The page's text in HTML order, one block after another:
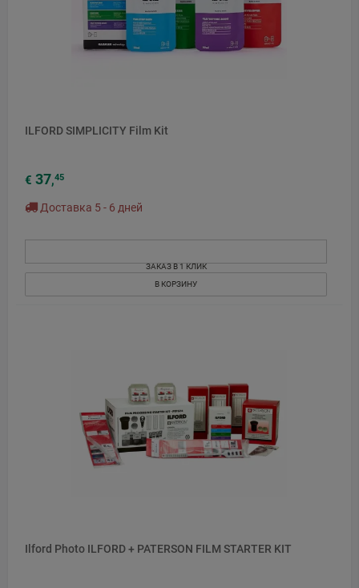
ILFORD SIMPLICITY Film Kit
€ 37,45
Доставка 5 - 6 дней
ЗАКАЗ В 1 КЛИК
В КОРЗИНУ
Ilford Photo ILFORD + PATERSON FILM STARTER KIT